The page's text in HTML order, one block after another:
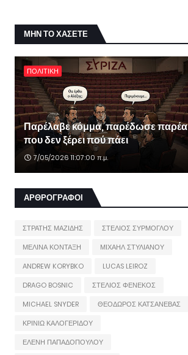
ΜΗΝ ΤΟ ΧΑΣΕΤΕ
ΠΟΛΙΤΙΚΗ
Παρέλαβε κόμμα, παρέδωσε παρέα
που δεν ξέρει πού πάει
7/05/2026 11:07:00 π.μ.
ΑΡΘΡΟΓΡΑΦΟΙ
ΣΤΡΑΤΗΣ ΜΑΖΙΔΗΣ
ΣΤΕΛΙΟΣ ΣΥΡΜΟΓΛΟΥ
ΜΕΛΙΝΑ ΚΟΝΤΑΞΗ
ΜΙΧΑΗΛ ΣΤΥΛΙΑΝΟΥ
ANDREW KORYBKO
LUCAS LEIROZ
DRAGO BOSNIC
ΣΤΕΛΙΟΣ ΦΕΝΕΚΟΣ
MICHAEL SNYDER
ΘΕΟΔΩΡΟΣ ΚΑΤΣΑΝΕΒΑΣ
ΚΡΙΝΙΩ ΚΑΛΟΓΕΡΙΔΟΥ
ΕΛΕΝΗ ΠΑΠΑΔΟΠΟΥΛΟΥ